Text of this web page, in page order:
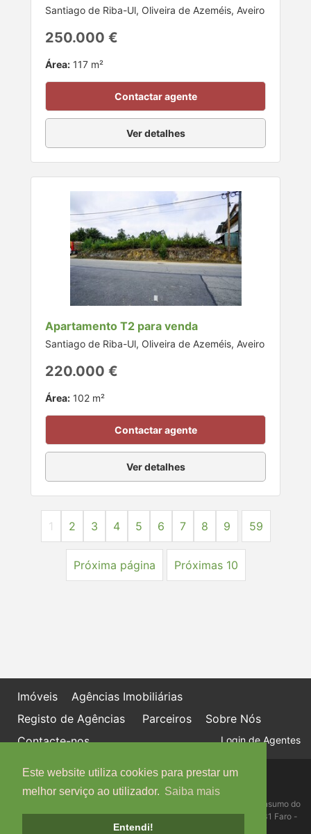
Este website utiliza cookies para prestar um
melhor serviço ao utilizador. Saiba mais
Entendi!
Santiago de Riba-Ul, Oliveira de Azeméis, Aveiro
250.000 €
Área: 117 m²
Contactar agente
Ver detalhes
Apartamento T2 para venda
Santiago de Riba-Ul, Oliveira de Azeméis, Aveiro
220.000 €
Área: 102 m²
Contactar agente
Ver detalhes
1 2 3 4 5 6 7 8 9 59
Próxima página Próximas 10
Imóveis
Agências Imobiliárias
Registo de Agências
Parceiros
Sobre Nós
Contacte-nos
Login de Agentes
Política de proteção de dados
Livro de Reclamações online
Centro de Informação, Mediação e Arbitragem de Conflitos de Consumo do
Algarve - Edifício Ninho de Empresas, Estrada da Penha, 8005-131 Faro -
Telefone: 289 823 135 cimaal@mail.telepac.pt